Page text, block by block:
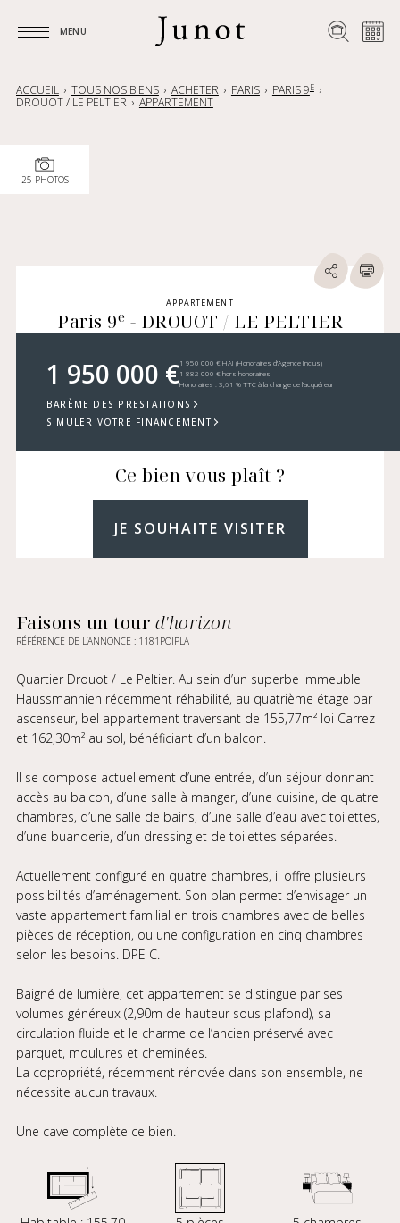
MENU
ACCUEIL TOUS NOS BIENS ACHETER PARIS PARIS 9E
DROUOT / LE PELTIER APPARTEMENT
25 PHOTOS
APPARTEMENT
Paris 9e - DROUOT / LE PELTIER
1 950 000 €1 950 000 € HAI (Honoraires d’Agence Inclus)
1 882 000 € hors honoraires
Honoraires : 3,61 % TTC à la charge de l’acquéreur
BARÈME DES PRESTATIONS
SIMULER VOTRE FINANCEMENT
Ce bien vous plaît ?
JE SOUHAITE VISITER
Faisons un tour d'horizon
RÉFÉRENCE DE L’ANNONCE : 1181POIPLA
Quartier Drouot / Le Peltier. Au sein d’un superbe immeuble
Haussmannien récemment réhabilité, au quatrième étage par
ascenseur, bel appartement traversant de 155,77m² loi Carrez
et 162,30m² au sol, bénéficiant d’un balcon.
Il se compose actuellement d’une entrée, d’un séjour donnant
accès au balcon, d’une salle à manger, d’une cuisine, de quatre
chambres, d’une salle de bains, d’une salle d’eau avec toilettes,
d’une buanderie, d’un dressing et de toilettes séparées.
Actuellement configuré en quatre chambres, il offre plusieurs
possibilités d’aménagement. Son plan permet d’envisager un
vaste appartement familial en trois chambres avec de belles
pièces de réception, ou une configuration en cinq chambres
selon les besoins. DPE C.
Baigné de lumière, cet appartement se distingue par ses
volumes généreux (2,90m de hauteur sous plafond), sa
circulation fluide et le charme de l’ancien préservé avec
parquet, moulures et cheminées.
La copropriété, récemment rénovée dans son ensemble, ne
nécessite aucun travaux.
Une cave complète ce bien.